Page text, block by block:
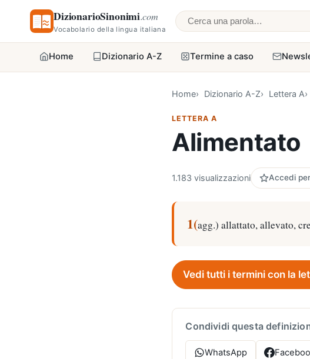
DizionarioSinonimi.com
Vocabolario della lingua italiana Cerca una parola
Home Dizionario A-Z Termine a caso
Home Dizionario A-Z Lettera A
LETTERA A
Alimentato
1.183 visualizzazioni Accedi
1(agg.) allattato, allevato,
Vedi tutti i termini con la
Condividi questa
WhatsApp